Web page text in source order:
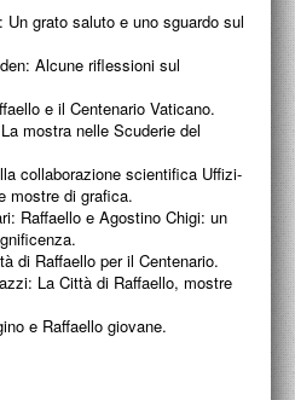
MOSCHINI
MODERNA
grato saluto e uno sguardo sul
Alcune riflessioni sul
e il Centenario Vaticano.
mostra nelle Scuderie del
collaborazione scientifica Uffizi-
mostre di grafica.
Raffaello e Agostino Chigi: un
di Raffaello per il Centenario.
La Città di Raffaello, mostre
e Raffaello giovane.